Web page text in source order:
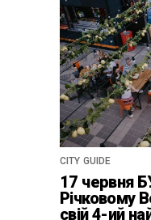
CITY GUIDE
17 червня
Річковому
свій 4-ий